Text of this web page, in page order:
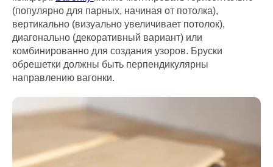
(популярно для парных, начиная от потолка),
вертикально (визуально увеличивает потолок),
диагонально (декоративный вариант) или
комбинированно для создания узоров. Бруски
обрешетки должны быть перпендикулярны
направлению вагонки.